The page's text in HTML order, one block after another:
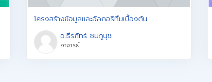
โครงสร้างข้อมูลและอัลกอริทึมเบื้องต้น
อ.ธีรภัทร์ ชมภูนุช
อาจารย์